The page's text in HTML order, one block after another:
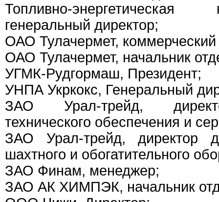
Топливно-
генеральный директор;
ОАО Тулачермет, коммерческий
ОАО Тулачермет, начальник
УГМК-Рудгормаш, Президент;
УНПА Укркокс, Генеральный
ЗАО Урал-трейд,
технического обеспечения и
ЗАО Урал-трейд, директор
шахтного и обогатительного
ЗАО Финам, менеджер;
ЗАО АК ХИМПЭК, начальник